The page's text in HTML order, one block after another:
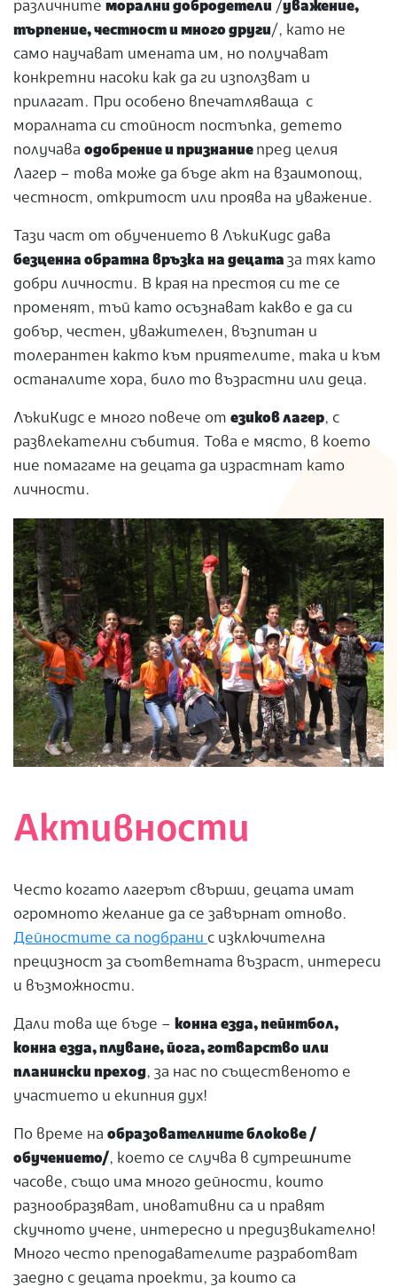
различните морални добродетели /уважение,
търпение, честност и много други/, като не
само научават имената им, но получават
конкретни насоки как да ги използват и
прилагат. При особено впечатляваща с
моралната си стойност постъпка, детето
получава одобрение и признание пред целия
Лагер – това може да бъде акт на взаимопощ,
честност, откритост или проява на уважение.
Тази част от обучението в ЛъкиКидс дава
безценна обратна връзка на децата за тях като
добри личности. В края на престоя си те се
променят, тъй като осъзнават какво е да си
добър, честен, уважителен, възпитан и
толерантен както към приятелите, така и към
останалите хора, било то възрастни или деца.
ЛъкиКидс е много повече от езиков лагер, с
развлекателни събития. Това е място, в което
ние помагаме на децата да израстнат като
личности.
Активности
Често когато лагерът свърши, децата имат
огромното желание да се завърнат отново.
Дейностите са подбрани с изключителна
прецизност за съответната възраст, интереси
и възможности.
Дали това ще бъде – конна езда, пейнтбол,
конна езда, плуване, йога, готварство или
планински преход, за нас по същественото е
участието и екипния дух!
По време на образователните блокове /
обучението/, което се случва в сутрешните
часове, също има много дейности, които
разнообразяват, иновативни са и правят
скучното учене, интересно и предизвикателно!
Много често преподавателите разработват
заедно с децата проекти, за които са